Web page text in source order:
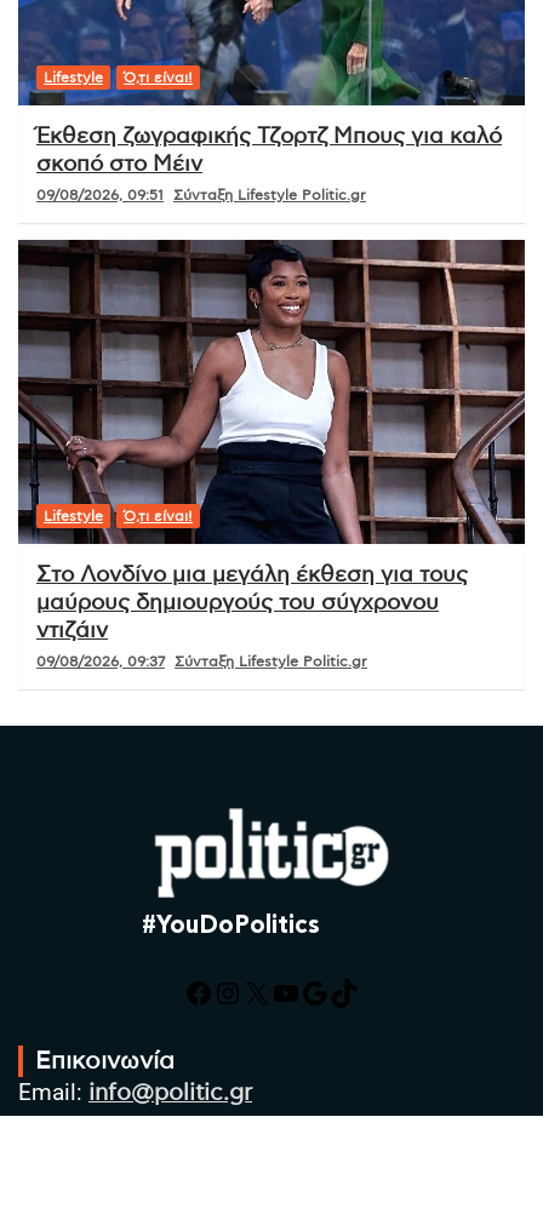
Lifestyle Ό,τι είναι!
Έκθεση ζωγραφικής Τζορτζ Μπους για καλό
σκοπό στο Μέιν
09/08/2026, 09:51 Σύνταξη Lifestyle Politic.gr
Lifestyle Ό,τι είναι!
Στο Λονδίνο μια μεγάλη έκθεση για τους
μαύρους δημιουργούς του σύγχρονου
ντιζάιν
09/08/2026, 09:37 Σύνταξη Lifestyle Politic.gr
#YouDoPolitics
Facebook
Instagram
X YouTube
Google
TikTok
Επικοινωνία
Email: info@politic.gr
Τηλ: